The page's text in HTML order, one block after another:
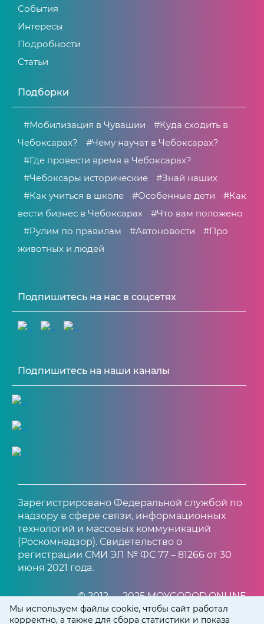
Мы используем файлы cookie, чтобы сайт работал
корректно, а также для сбора статистики и показа
События
Интересы
Подробности
Статьи
Подборки
#Мобилизация в Чувашии
#Куда сходить в
Чебоксарах?
#Чему научат в Чебоксарах?
#Где провести время в Чебоксарах?
#Чебоксары исторические
#Знай наших
#Как учиться в школе
#Особенные дети
#Как
вести бизнес в Чебоксарах
#Что вам положено
#Рулим по правилам
#Автоновости
#Про
животных и людей
Подпишитесь на нас в соцсетях
Подпишитесь на наши каналы
Зарегистрировано Федеральной службой по
надзору в сфере связи, информационных
технологий и массовых коммуникаций
(Роскомнадзор). Свидетельство о
регистрации СМИ ЭЛ № ФС 77 – 81266 от 30
июня 2021 года.
© 2012 — 2025 MOYGOROD.ONLINE